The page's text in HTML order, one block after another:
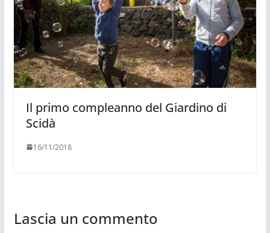
Il primo compleanno del Giardino di
Scidà
16/11/2018
Lascia un commento